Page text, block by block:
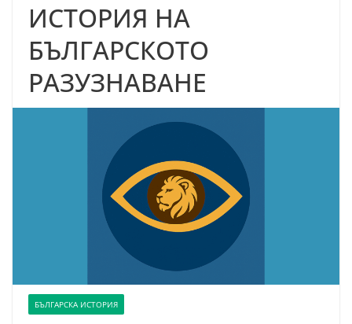
ИСТОРИЯ НА
БЪЛГАРСКОТО
РАЗУЗНАВАНЕ
БЪЛГАРСКА ИСТОРИЯ